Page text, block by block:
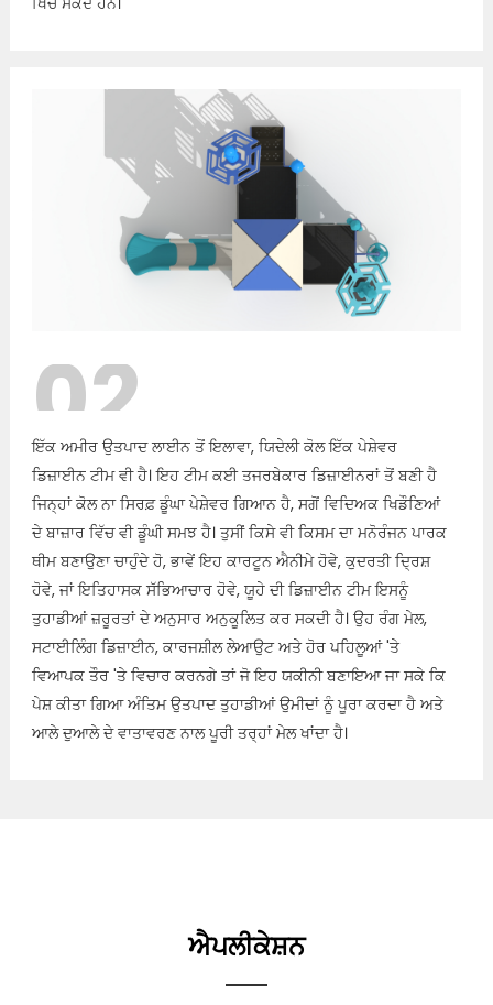
02
ਇੱਕ ਅਮੀਰ ਉਤਪਾਦ ਲਾਈਨ ਤੋਂ ਇਲਾਵਾ, ਯਿਦੇਲੀ ਕੋਲ ਇੱਕ ਪੇਸ਼ੇਵਰ
ਡਿਜ਼ਾਈਨ ਟੀਮ ਵੀ ਹੈ। ਇਹ ਟੀਮ ਕਈ ਤਜਰਬੇਕਾਰ ਡਿਜ਼ਾਈਨਰਾਂ ਤੋਂ ਬਣੀ ਹੈ
ਜਿਨ੍ਹਾਂ ਕੋਲ ਨਾ ਸਿਰਫ਼ ਡੂੰਘਾ ਪੇਸ਼ੇਵਰ ਗਿਆਨ ਹੈ, ਸਗੋਂ ਵਿਦਿਅਕ ਖਿਡੌਣਿਆਂ
ਦੇ ਬਾਜ਼ਾਰ ਵਿੱਚ ਵੀ ਡੂੰਘੀ ਸਮਝ ਹੈ। ਤੁਸੀਂ ਕਿਸੇ ਵੀ ਕਿਸਮ ਦਾ ਮਨੋਰੰਜਨ ਪਾਰਕ
ਥੀਮ ਬਣਾਉਣਾ ਚਾਹੁੰਦੇ ਹੋ, ਭਾਵੇਂ ਇਹ ਕਾਰਟੂਨ ਐਨੀਮੇ ਹੋਵੇ, ਕੁਦਰਤੀ ਦ੍ਰਿਸ਼
ਹੋਵੇ, ਜਾਂ ਇਤਿਹਾਸਕ ਸੱਭਿਆਚਾਰ ਹੋਵੇ, ਯੂਹੇ ਦੀ ਡਿਜ਼ਾਈਨ ਟੀਮ ਇਸਨੂੰ
ਤੁਹਾਡੀਆਂ ਜ਼ਰੂਰਤਾਂ ਦੇ ਅਨੁਸਾਰ ਅਨੁਕੂਲਿਤ ਕਰ ਸਕਦੀ ਹੈ। ਉਹ ਰੰਗ ਮੇਲ,
ਸਟਾਈਲਿੰਗ ਡਿਜ਼ਾਈਨ, ਕਾਰਜਸ਼ੀਲ ਲੇਆਉਟ ਅਤੇ ਹੋਰ ਪਹਿਲੂਆਂ 'ਤੇ
ਵਿਆਪਕ ਤੌਰ 'ਤੇ ਵਿਚਾਰ ਕਰਨਗੇ ਤਾਂ ਜੋ ਇਹ ਯਕੀਨੀ ਬਣਾਇਆ ਜਾ ਸਕੇ ਕਿ
ਪੇਸ਼ ਕੀਤਾ ਗਿਆ ਅੰਤਿਮ ਉਤਪਾਦ ਤੁਹਾਡੀਆਂ ਉਮੀਦਾਂ ਨੂੰ ਪੂਰਾ ਕਰਦਾ ਹੈ ਅਤੇ
ਆਲੇ ਦੁਆਲੇ ਦੇ ਵਾਤਾਵਰਣ ਨਾਲ ਪੂਰੀ ਤਰ੍ਹਾਂ ਮੇਲ ਖਾਂਦਾ ਹੈ।
ਐਪਲੀਕੇਸ਼ਨ